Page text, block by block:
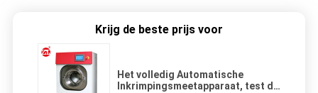
Krijg de beste prijs voor
Het volledig Automatische
Inkrimpingsmeetapparaat, test de